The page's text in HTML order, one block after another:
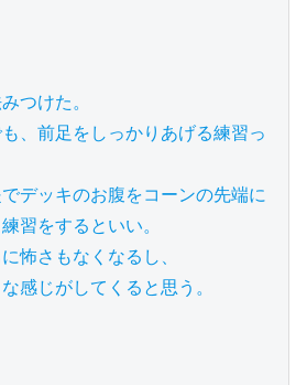
つけた。
、前足をしっかりあげる練習っ
デッキのお腹をコーンの先端に
習をするといい。
怖さもなくなるし、
感じがしてくると思う。